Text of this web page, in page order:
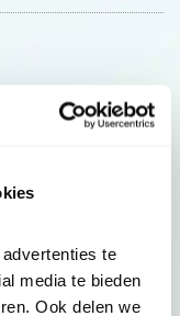
te
media te bieden
Ook delen we
acties en tips